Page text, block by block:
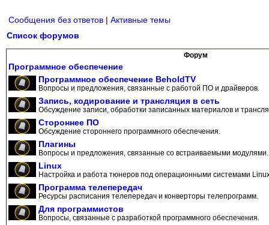
Сообщения без ответов | Активные темы
Список форумов
Форум
Программное обеспечение
Программное обеспечение BeholdTV
Вопросы и предложения, связанные с работой ПО и драйверов.
Запись, кодирование и трансляция в сеть
Обсуждение записи, обработки записанных материалов и
Стороннее ПО
Обсуждение стороннего программного обеспечения.
Плагины
Вопросы и предложения, связанные со встраиваемыми модулями.
Linux
Настройка и работа тюнеров под операционными системами
Программа телепередач
Ресурсы расписания телепередач и конверторы телепрограмм.
Для программистов
Вопросы, связанные с разработкой программного обеспечения.